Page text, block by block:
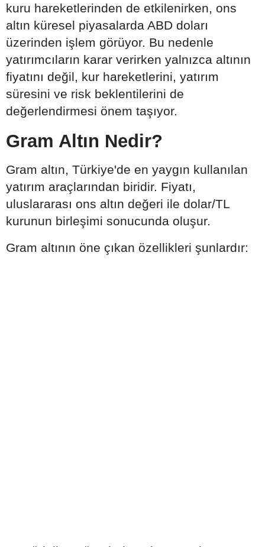
kuru hareketlerinden de etkilenirken, ons
altın küresel piyasalarda ABD doları
üzerinden işlem görüyor. Bu nedenle
yatırımcıların karar verirken yalnızca altının
fiyatını değil, kur hareketlerini, yatırım
süresini ve risk beklentilerini de
değerlendirmesi önem taşıyor.
Gram Altın Nedir?
Gram altın, Türkiye'de en yaygın kullanılan
yatırım araçlarından biridir. Fiyatı,
uluslararası ons altın değeri ile dolar/TL
kurunun birleşimi sonucunda oluşur.
Gram altının öne çıkan özellikleri şunlardır: